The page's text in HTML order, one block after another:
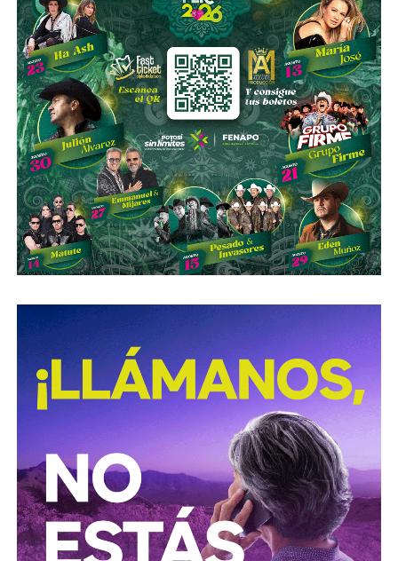
demás conductores, particularmente durante la noche, en
zonas con poca iluminación o ante condiciones que
reduzcan la visibilidad.
La diputada Sánchez López señaló que estas
disposiciones representan una medida preventiva
orientada a proteger la vida de las personas motociclistas,
disminuir la posibilidad de accidentes y reducir la
gravedad de las lesiones y fallecimientos derivados de
siniestros viales.
Con esta reforma, el Congreso del Estado fortalece las
acciones de prevención y seguridad vial, promoviendo una
motocicletas y motonetas en San Luis Potosí.
También lee:Deudores alimentarios podrían enfrentar
cárcel por ocultar bienes en SLP